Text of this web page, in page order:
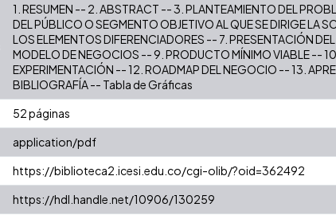
1. RESUMEN -- 2. ABSTRACT -- 3. PLANTEAMIENTO DEL
DEL PÚBLICO O SEGMENTO OBJETIVO AL QUE SE DIRIGE LA
LOS ELEMENTOS DIFERENCIADORES -- 7. PRESENTACIÓN
MODELO DE NEGOCIOS -- 9. PRODUCTO MÍNIMO VIABLE --
EXPERIMENTACIÓN -- 12. ROADMAP DEL NEGOCIO -- 13.
BIBLIOGRAFÍA -- Tabla de Gráficas
52 páginas
application/pdf
https://biblioteca2.icesi.edu.co/cgi-olib/?oid=362492
https://hdl.handle.net/10906/130259